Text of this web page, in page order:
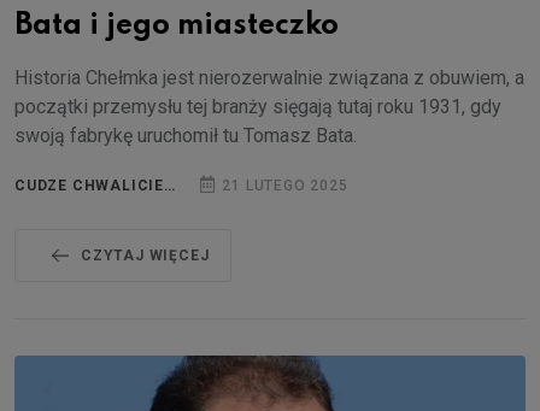
Bata i jego miasteczko
Historia Chełmka jest nierozerwalnie związana z obuwiem, a
początki przemysłu tej branży sięgają tutaj roku 1931, gdy
swoją fabrykę uruchomił tu Tomasz Bata.
CUDZE CHWALICIE… 21 LUTEGO 2025
CZYTAJ WIĘCEJ